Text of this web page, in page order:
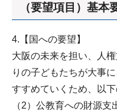
（要望項目）基本
4.【国への要望】
大阪の未来を担い、人
りの子どもたちが大事
すすめていくため、以
（2）公教育への財源